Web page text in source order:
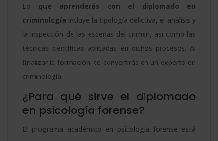
Lo que aprenderás con el diplomado en
criminología incluye la tipología delictiva, el análisis y
la inspección de las escenas del crimen, así como las
técnicas científicas aplicadas en dichos procesos. Al
finalizar la formación, te convertirás en un experto en
criminología.
¿Para qué sirve el diplomado
en psicología forense?
El programa académico en psicología forense está